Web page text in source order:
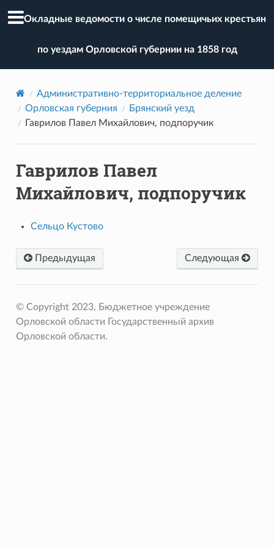
Окладные ведомости о числе помещичьих крестьян
по уездам Орловской губернии на 1858 год
Административно-территориальное деление
Орловская губерния
Брянский уезд
Гаврилов Павел Михайлович, подпоручик
Гаврилов Павел
Михайлович, подпоручик
Сельцо Кустово
Предыдущая Следующая
© Copyright 2023, Бюджетное учреждение
Орловской области Государственный архив
Орловской области.